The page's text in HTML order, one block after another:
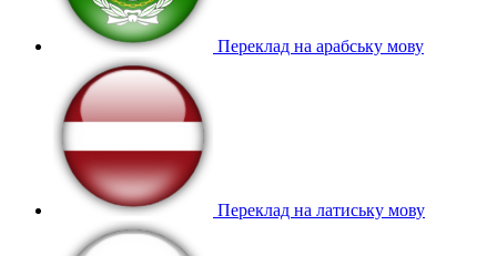
Переклад на арабську мову
Переклад на латиську мову